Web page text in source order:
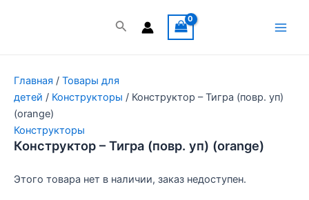
Поиск
Главная / Товары для
детей / Конструкторы / Конструктор – Тигра (повр. уп)
(orange)
Конструкторы
Конструктор – Тигра (повр. уп) (orange)
Этого товара нет в наличии, заказ недоступен.